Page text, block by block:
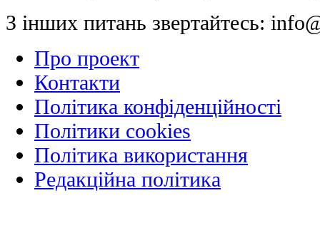
З інших питань звертайтесь:
Про проект
Контакти
Політика конфіденційності
Політики cookies
Політика використання
Редакційна політика